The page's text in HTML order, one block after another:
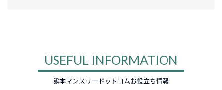
USEFUL INFORMATION
熊本マンスリードットコムお役立ち情報